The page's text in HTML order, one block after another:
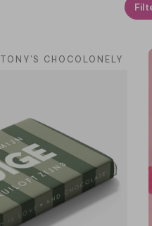
TONY'S CHOCOLONELY